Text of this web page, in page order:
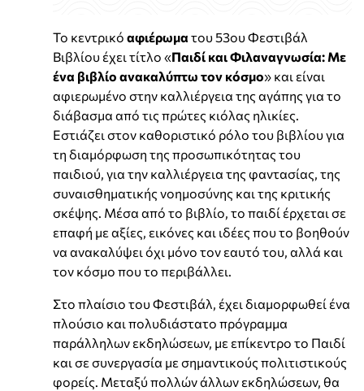
Το κεντρικό αφιέρωμα του 53ου Φεστιβάλ
Βιβλίου έχει τίτλο «Παιδί και Φιλαναγνωσία: Με
ένα βιβλίο ανακαλύπτω τον κόσμο» και είναι
αφιερωμένο στην καλλιέργεια της αγάπης για το
διάβασμα από τις πρώτες κιόλας ηλικίες.
Εστιάζει στον καθοριστικό ρόλο του βιβλίου για
τη διαμόρφωση της προσωπικότητας του
παιδιού, για την καλλιέργεια της φαντασίας, της
συναισθηματικής νοημοσύνης και της κριτικής
σκέψης. Μέσα από το βιβλίο, το παιδί έρχεται σε
επαφή με αξίες, εικόνες και ιδέες που το βοηθούν
να ανακαλύψει όχι μόνο τον εαυτό του, αλλά και
τον κόσμο που το περιβάλλει.
Στο πλαίσιο του Φεστιβάλ, έχει διαμορφωθεί ένα
πλούσιο και πολυδιάστατο πρόγραμμα
παράλληλων εκδηλώσεων, με επίκεντρο το Παιδί
και σε συνεργασία με σημαντικούς πολιτιστικούς
φορείς. Μεταξύ πολλών άλλων εκδηλώσεων, θα